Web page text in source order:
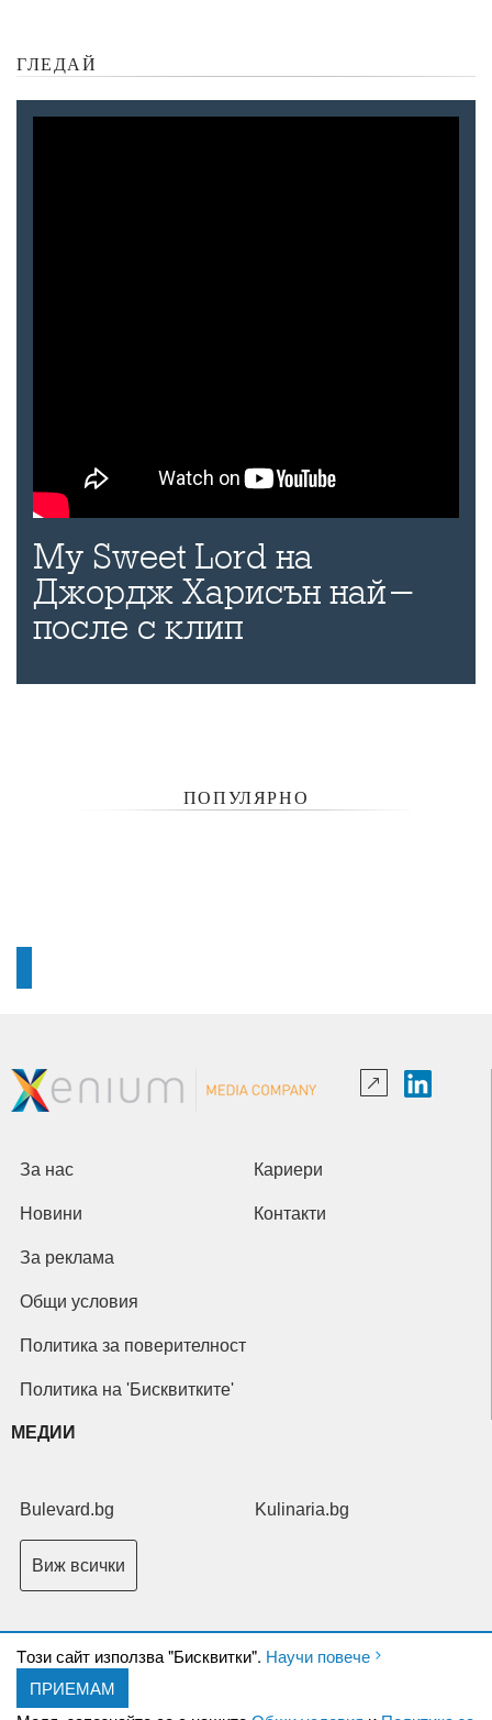
ГЛЕДАЙ
My Sweet Lord на
Джордж Харисън най-
после с клип
ПОПУЛЯРНО
Tози сайт използва "Бисквитки". Научи повече
ПРИЕМАМ
За нас Кариери
Новини Контакти
За реклама
Общи условия
Политика за поверителност
Политика на 'Бисквитките'
МЕДИИ
Bulevard.bg Kulinaria.bg
Виж всички
Copyright © 2026 Ксениум ООД. Всички права запазени.